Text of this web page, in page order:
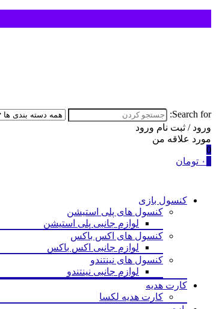
Search for:
ورود / ثبت نام ورود
مورد علاقه من
0
۰ تومان
کنسول بازی
کنسول های پلی استیشن
لوازم جانبی پلی استیشن
کنسول های اکس باکس
لوازم جانبی اکس باکس
کنسول های نینتندو
لوازم جانبی نینتندو
کارت هدیه
کارت هدیه لکسا